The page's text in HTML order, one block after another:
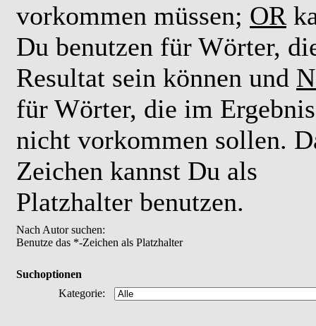
vorkommen müssen; OR
Du benutzen für Wörter,
Resultat sein können und
für Wörter, die im Ergebnis
nicht vorkommen sollen.
Zeichen kannst Du als
Platzhalter benutzen.
Nach Autor suchen:
Benutze das *-Zeichen als Platzhalter
Suchoptionen
Kategorie: